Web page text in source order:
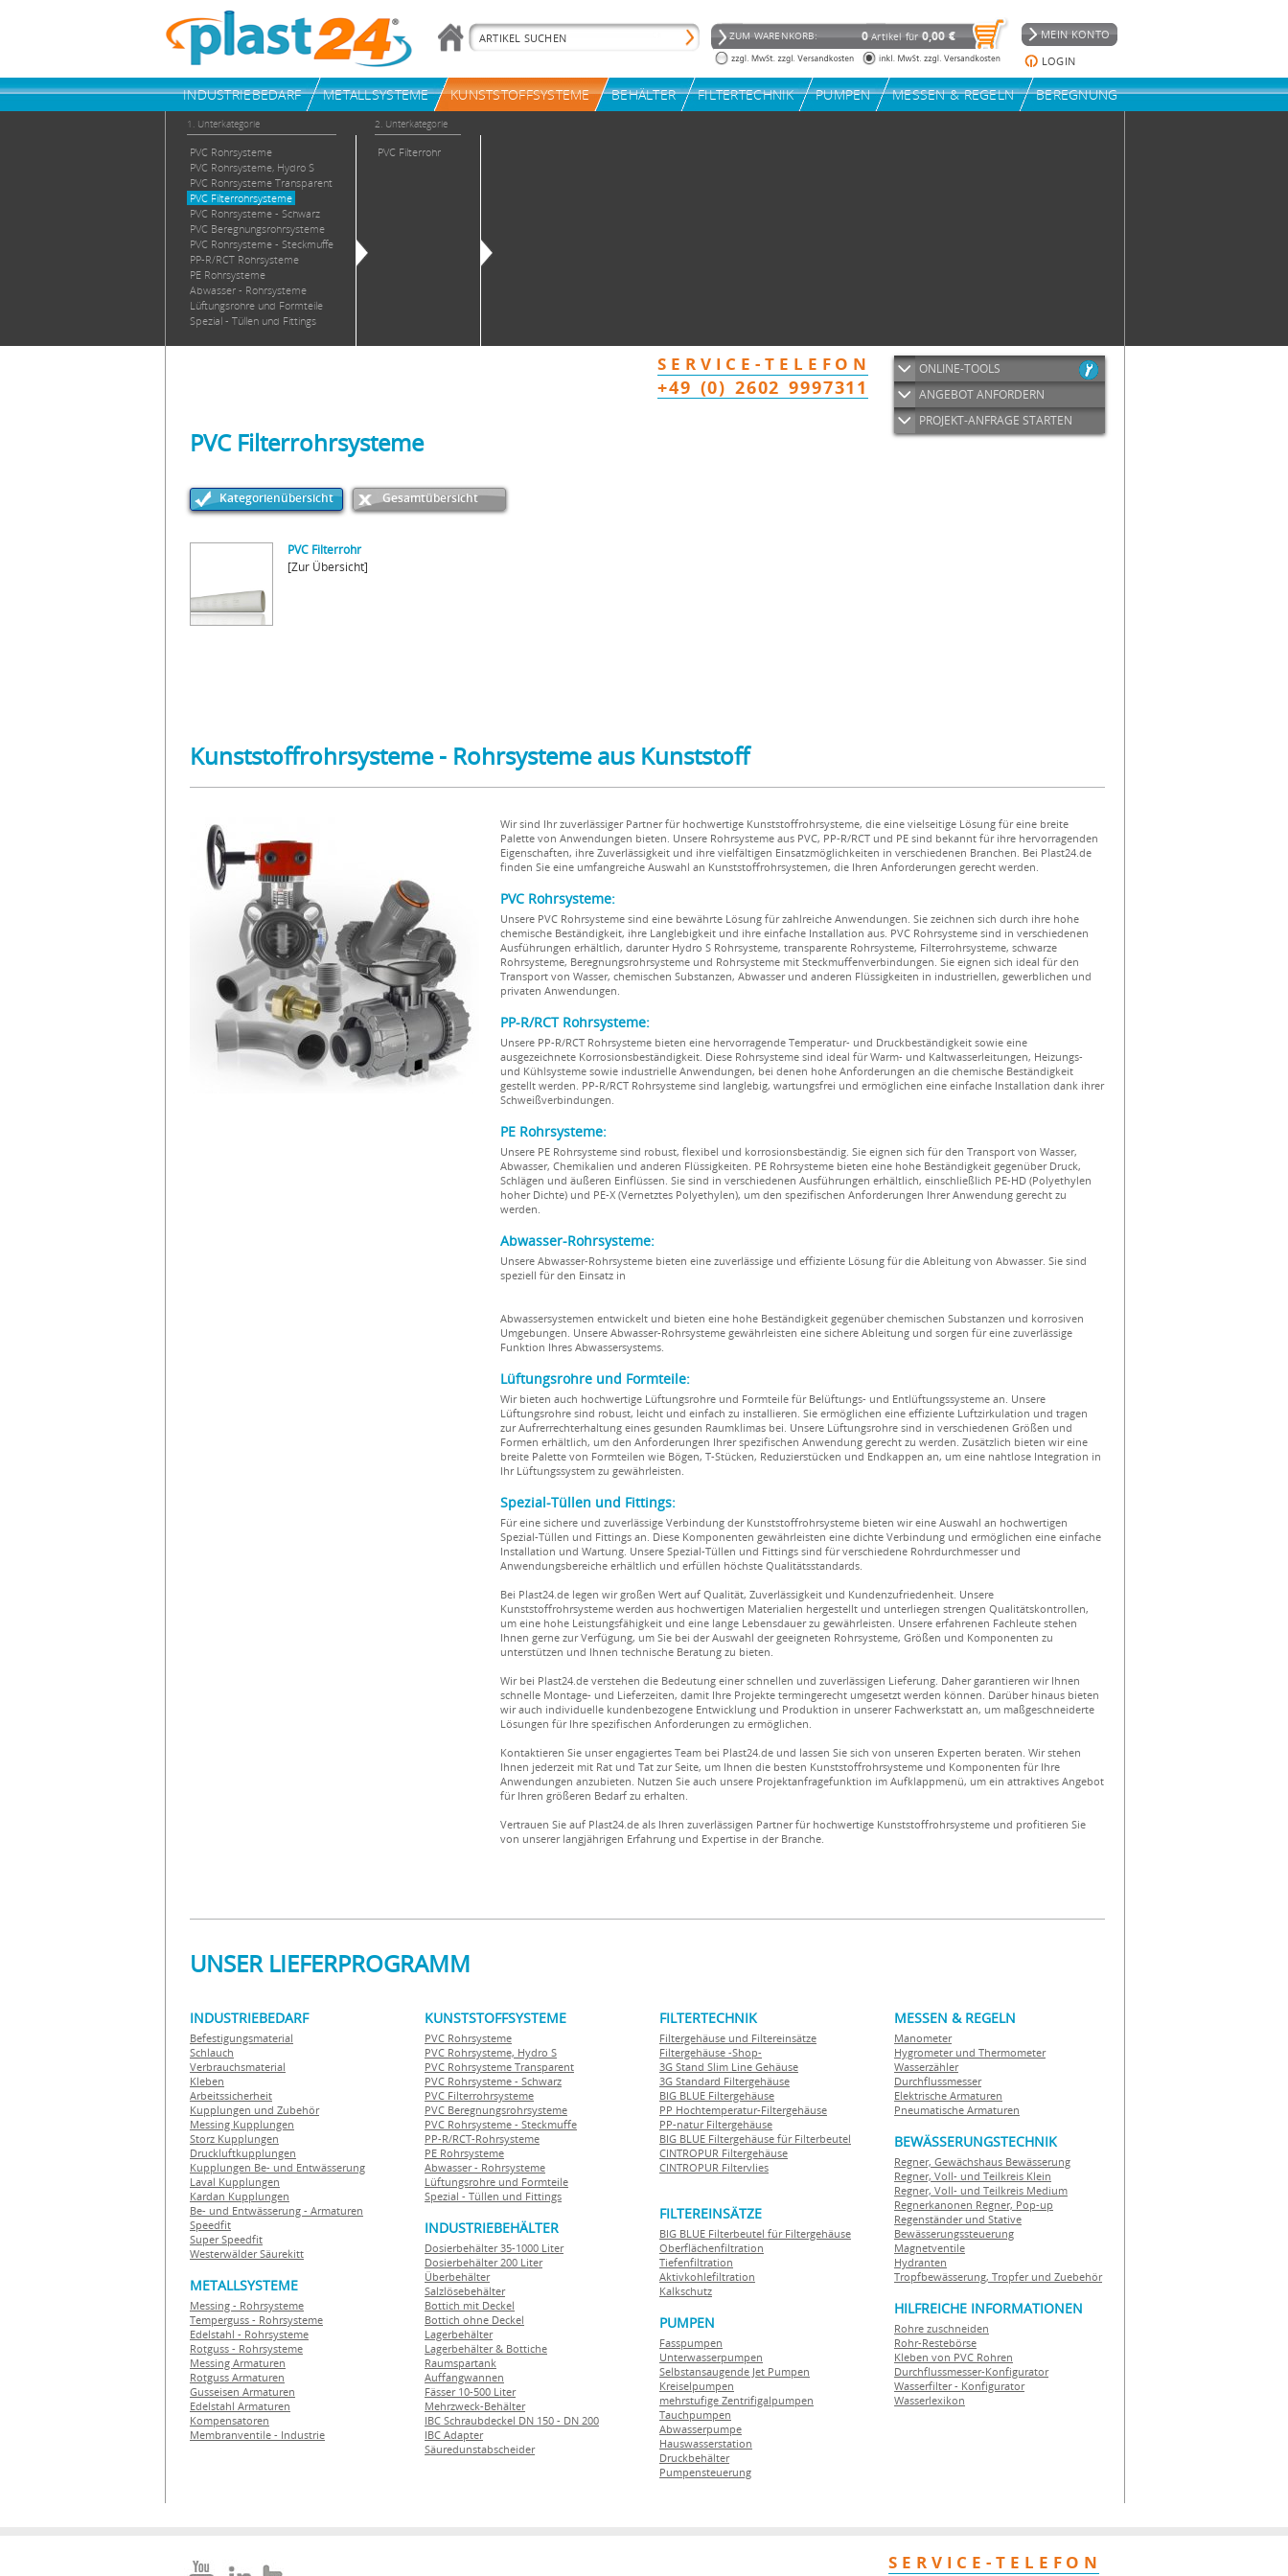
PVC Filterrohrsysteme
Kategorienübersicht Gesamtübersicht
PVC Filterrohr
[Zur Übersicht]
Kunststoffrohrsysteme - Rohrsysteme aus Kunststoff
Wir sind Ihr zuverlässiger Partner für hochwertige Kunststoffrohrsysteme, die eine vielseitige Lösung für eine breite
Palette von Anwendungen bieten. Unsere Rohrsysteme aus PVC, PP-R/RCT und PE sind bekannt für ihre hervorragenden
Eigenschaften, ihre Zuverlässigkeit und ihre vielfältigen Einsatzmöglichkeiten in verschiedenen Branchen. Bei Plast24.de
finden Sie eine umfangreiche Auswahl an Kunststoffrohrsystemen, die Ihren Anforderungen gerecht werden.
PVC Rohrsysteme:
Unsere PVC Rohrsysteme sind eine bewährte Lösung für zahlreiche Anwendungen. Sie zeichnen sich durch ihre hohe
chemische Beständigkeit, ihre Langlebigkeit und ihre einfache Installation aus. PVC Rohrsysteme sind in verschiedenen
Ausführungen erhältlich, darunter Hydro S Rohrsysteme, transparente Rohrsysteme, Filterrohrsysteme, schwarze
Rohrsysteme, Beregnungsrohrsysteme und Rohrsysteme mit Steckmuffenverbindungen. Sie eignen sich ideal für den
Transport von Wasser, chemischen Substanzen, Abwasser und anderen Flüssigkeiten in industriellen, gewerblichen und
privaten Anwendungen.
PP-R/RCT Rohrsysteme:
Unsere PP-R/RCT Rohrsysteme bieten eine hervorragende Temperatur- und Druckbeständigkeit sowie eine
ausgezeichnete Korrosionsbeständigkeit. Diese Rohrsysteme sind ideal für Warm- und Kaltwasserleitungen, Heizungs-
und Kühlsysteme sowie industrielle Anwendungen, bei denen hohe Anforderungen an die chemische Beständigkeit
gestellt werden. PP-R/RCT Rohrsysteme sind langlebig, wartungsfrei und ermöglichen eine einfache Installation dank ihrer
Schweißverbindungen.
PE Rohrsysteme:
Unsere PE Rohrsysteme sind robust, flexibel und korrosionsbeständig. Sie eignen sich für den Transport von Wasser,
Abwasser, Chemikalien und anderen Flüssigkeiten. PE Rohrsysteme bieten eine hohe Beständigkeit gegenüber Druck,
Schlägen und äußeren Einflüssen. Sie sind in verschiedenen Ausführungen erhältlich, einschließlich PE-HD (Polyethylen
hoher Dichte) und PE-X (Vernetztes Polyethylen), um den spezifischen Anforderungen Ihrer Anwendung gerecht zu
werden.
Abwasser-Rohrsysteme:
Unsere Abwasser-Rohrsysteme bieten eine zuverlässige und effiziente Lösung für die Ableitung von Abwasser. Sie sind
speziell für den Einsatz in
Abwassersystemen entwickelt und bieten eine hohe Beständigkeit gegenüber chemischen Substanzen und korrosiven
Umgebungen. Unsere Abwasser-Rohrsysteme gewährleisten eine sichere Ableitung und sorgen für eine zuverlässige
Funktion Ihres Abwassersystems.
Lüftungsrohre und Formteile:
Wir bieten auch hochwertige Lüftungsrohre und Formteile für Belüftungs- und Entlüftungssysteme an. Unsere
Lüftungsrohre sind robust, leicht und einfach zu installieren. Sie ermöglichen eine effiziente Luftzirkulation und tragen
zur Aufrerrechterhaltung eines gesunden Raumklimas bei. Unsere Lüftungsrohre sind in verschiedenen Größen und
Formen erhältlich, um den Anforderungen Ihrer spezifischen Anwendung gerecht zu werden. Zusätzlich bieten wir eine
breite Palette von Formteilen wie Bögen, T-Stücken, Reduzierstücken und Endkappen an, um eine nahtlose Integration in
Ihr Lüftungssystem zu gewährleisten.
Spezial-Tüllen und Fittings:
Für eine sichere und zuverlässige Verbindung der Kunststoffrohrsysteme bieten wir eine Auswahl an hochwertigen
Spezial-Tüllen und Fittings an. Diese Komponenten gewährleisten eine dichte Verbindung und ermöglichen eine einfache
Installation und Wartung. Unsere Spezial-Tüllen und Fittings sind für verschiedene Rohrdurchmesser und
Anwendungsbereiche erhältlich und erfüllen höchste Qualitätsstandards.
Bei Plast24.de legen wir großen Wert auf Qualität, Zuverlässigkeit und Kundenzufriedenheit. Unsere
Kunststoffrohrsysteme werden aus hochwertigen Materialien hergestellt und unterliegen strengen Qualitätskontrollen,
um eine hohe Leistungsfähigkeit und eine lange Lebensdauer zu gewährleisten. Unsere erfahrenen Fachleute stehen
Ihnen gerne zur Verfügung, um Sie bei der Auswahl der geeigneten Rohrsysteme, Größen und Komponenten zu
unterstützen und Ihnen technische Beratung zu bieten.
Wir bei Plast24.de verstehen die Bedeutung einer schnellen und zuverlässigen Lieferung. Daher garantieren wir Ihnen
schnelle Montage- und Lieferzeiten, damit Ihre Projekte termingerecht umgesetzt werden können. Darüber hinaus bieten
wir auch individuelle kundenbezogene Entwicklung und Produktion in unserer Fachwerkstatt an, um maßgeschneiderte
Lösungen für Ihre spezifischen Anforderungen zu ermöglichen.
Kontaktieren Sie unser engagiertes Team bei Plast24.de und lassen Sie sich von unseren Experten beraten. Wir stehen
Ihnen jederzeit mit Rat und Tat zur Seite, um Ihnen die besten Kunststoffrohrsysteme und Komponenten für Ihre
Anwendungen anzubieten. Nutzen Sie auch unsere Projektanfragefunktion im Aufklappmenü, um ein attraktives Angebot
für Ihren größeren Bedarf zu erhalten.
Vertrauen Sie auf Plast24.de als Ihren zuverlässigen Partner für hochwertige Kunststoffrohrsysteme und profitieren Sie
von unserer langjährigen Erfahrung und Expertise in der Branche.
UNSER LIEFERPROGRAMM
INDUSTRIEBEDARF
Befestigungsmaterial
Schlauch
Verbrauchsmaterial
Kleben
Arbeitssicherheit
Kupplungen und Zubehör
Messing Kupplungen
Storz Kupplungen
Druckluftkupplungen
Kupplungen Be- und Entwässerung
Laval Kupplungen
Kardan Kupplungen
Be- und Entwässerung - Armaturen
Speedfit
Super Speedfit
Westerwälder Säurekitt
METALLSYSTEME
Messing - Rohrsysteme
Temperguss - Rohrsysteme
Edelstahl - Rohrsysteme
Rotguss - Rohrsysteme
Messing Armaturen
Rotguss Armaturen
Gusseisen Armaturen
Edelstahl Armaturen
Kompensatoren
Membranventile - Industrie
KUNSTSTOFFSYSTEME
PVC Rohrsysteme
PVC Rohrsysteme, Hydro S
PVC Rohrsysteme Transparent
PVC Rohrsysteme - Schwarz
PVC Filterrohrsysteme
PVC Beregnungsrohrsysteme
PVC Rohrsysteme - Steckmuffe
PP-R/RCT-Rohrsysteme
PE Rohrsysteme
Abwasser - Rohrsysteme
Lüftungsrohre und Formteile
Spezial - Tüllen und Fittings
INDUSTRIEBEHÄLTER
Dosierbehälter 35-1000 Liter
Dosierbehälter 200 Liter
Überbehälter
Salzlösebehälter
Bottich mit Deckel
Bottich ohne Deckel
Lagerbehälter
Lagerbehälter & Bottiche
Raumspartank
Auffangwannen
Fässer 10-500 Liter
Mehrzweck-Behälter
IBC Schraubdeckel DN 150 - DN 200
IBC Adapter
Säuredunstabscheider
FILTERTECHNIK
Filtergehäuse und Filtereinsätze
Filtergehäuse -Shop-
3G Stand Slim Line Gehäuse
3G Standard Filtergehäuse
BIG BLUE Filtergehäuse
PP Hochtemperatur-Filtergehäuse
PP-natur Filtergehäuse
BIG BLUE Filtergehäuse für Filterbeutel
CINTROPUR Filtergehäuse
CINTROPUR Filtervlies
FILTEREINSÄTZE
BIG BLUE Filterbeutel für Filtergehäuse
Oberflächenfiltration
Tiefenfiltration
Aktivkohlefiltration
Kalkschutz
PUMPEN
Fasspumpen
Unterwasserpumpen
Selbstansaugende Jet Pumpen
Kreiselpumpen
mehrstufige Zentrifigalpumpen
Tauchpumpen
Abwasserpumpe
Hauswasserstation
Druckbehälter
Pumpensteuerung
MESSEN & REGELN
Manometer
Hygrometer und Thermometer
Wasserzähler
Durchflussmesser
Elektrische Armaturen
Pneumatische Armaturen
BEWÄSSERUNGSTECHNIK
Regner, Gewächshaus Bewässerung
Regner, Voll- und Teilkreis Klein
Regner, Voll- und Teilkreis Medium
Regnerkanonen Regner, Pop-up
Regenständer und Stative
Bewässerungssteuerung
Magnetventile
Hydranten
Tropfbewässerung, Tropfer und Zuebehör
HILFREICHE INFORMATIONEN
Rohre zuschneiden
Rohr-Restebörse
Kleben von PVC Rohren
Durchflussmesser-Konfigurator
Wasserfilter - Konfigurator
Wasserlexikon
ONLINE-TOOLS
ANGEBOT ANFORDERN
PROJEKT-ANFRAGE STARTEN